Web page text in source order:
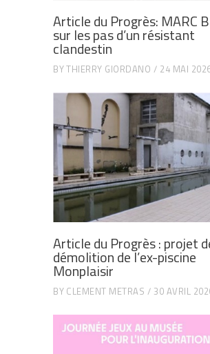
Article du Progrès: MARC
sur les pas d’un résistant
clandestin
BYTHIERRY GIORDANO 24 MAI
Article du Progrès : projet
démolition de l’ex-piscine
Monplaisir
BY CLEMENT METRAS 30 AVRIL